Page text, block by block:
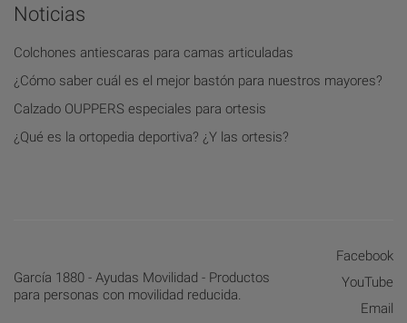
Noticias
Colchones antiescaras para camas articuladas
¿Cómo saber cuál es el mejor bastón para nuestros mayores?
Calzado OUPPERS especiales para ortesis
¿Qué es la ortopedia deportiva? ¿Y las ortesis?
Facebook
YouTube
Email
García 1880 - Ayudas Movilidad - Productos
para personas con movilidad reducida.